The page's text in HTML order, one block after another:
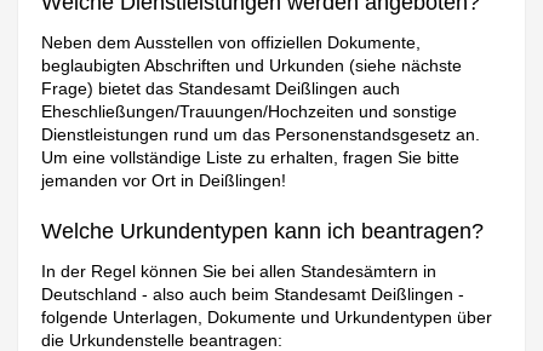
Neben dem Ausstellen von offiziellen Dokumente,
beglaubigten Abschriften und Urkunden (siehe nächste
Frage) bietet das Standesamt Deißlingen auch
Eheschließungen/Trauungen/Hochzeiten und sonstige
Dienstleistungen rund um das Personenstandsgesetz an.
Um eine vollständige Liste zu erhalten, fragen Sie bitte
jemanden vor Ort in Deißlingen!
Welche Urkundentypen kann ich beantragen?
In der Regel können Sie bei allen Standesämtern in
Deutschland - also auch beim Standesamt Deißlingen -
folgende Unterlagen, Dokumente und Urkundentypen über
die Urkundenstelle beantragen: